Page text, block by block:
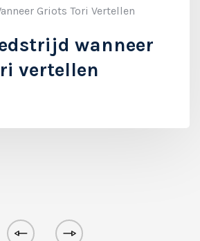
Griots Tori Vertellen
wanneer
vertellen